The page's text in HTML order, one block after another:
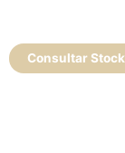
Consultar Stock